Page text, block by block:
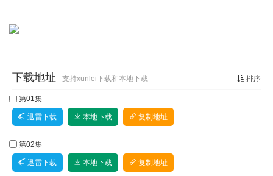
排序
下载地址 支持xunlei下载和本地下载
第01集
迅雷下载 本地下载 复制地址
第02集
迅雷下载 本地下载 复制地址